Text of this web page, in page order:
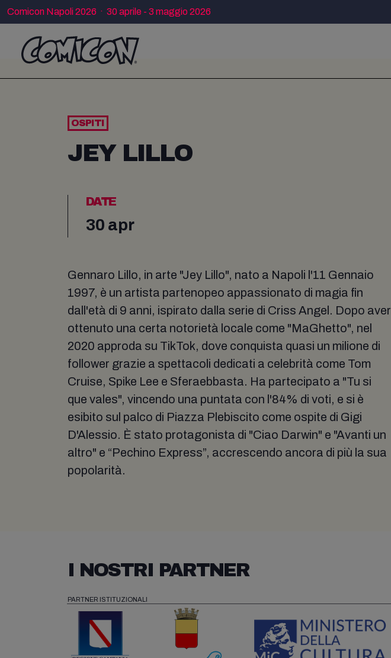
Comicon Napoli 2026 · 30 aprile - 3 maggio 2026
OSPITI
JEY LILLO
DATE
30 apr
Gennaro Lillo, in arte "Jey Lillo", nato a Napoli l'11 Gennaio
1997, è un artista partenopeo appassionato di magia fin
dall'età di 9 anni, ispirato dalla serie di Criss Angel. Dopo aver
ottenuto una certa notorietà locale come "MaGhetto", nel
2020 approda su TikTok, dove conquista quasi un milione di
follower grazie a spettacoli dedicati a celebrità come Tom
Cruise, Spike Lee e Sferaebbasta. Ha partecipato a "Tu si
que vales", vincendo una puntata con l'84% di voti, e si è
esibito sul palco di Piazza Plebiscito come ospite di Gigi
D'Alessio. È stato protagonista di "Ciao Darwin" e "Avanti un
altro" e “Pechino Express”, accrescendo ancora di più la sua
popolarità.
I NOSTRI PARTNER
PARTNER ISTITUZIONALI